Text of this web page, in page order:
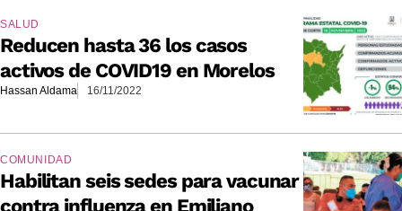
SALUD
Reducen hasta 36 los casos
activos de COVID19 en Morelos
Hassan Aldama 16/11/2022
COMUNIDAD
Habilitan seis sedes para vacunar
contra influenza en Emiliano